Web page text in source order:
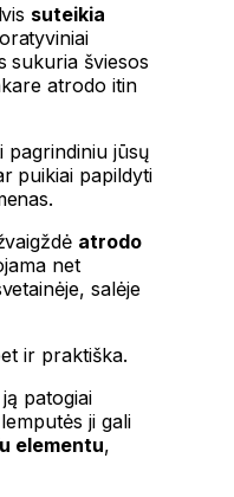
suteikia
sukuria šviesos
atrodo itin
pagrindiniu jūsų
puikiai papildyti
atrodo
net
salėje
ir praktiška.
patogiai
ji gali
elementu,